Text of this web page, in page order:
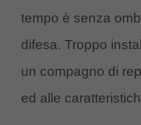
tempo è senza
difesa. Troppo
un compagno di
ed alle